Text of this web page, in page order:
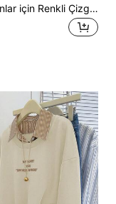
SHEIN Kadınlar için Renkli Çizgili Yuvarlak Yaka Sweatshirt, Sonbahar/Kış, Okula Dönüş, Öğretmenler Günü İçin Günlük Dış Giyim Üstü